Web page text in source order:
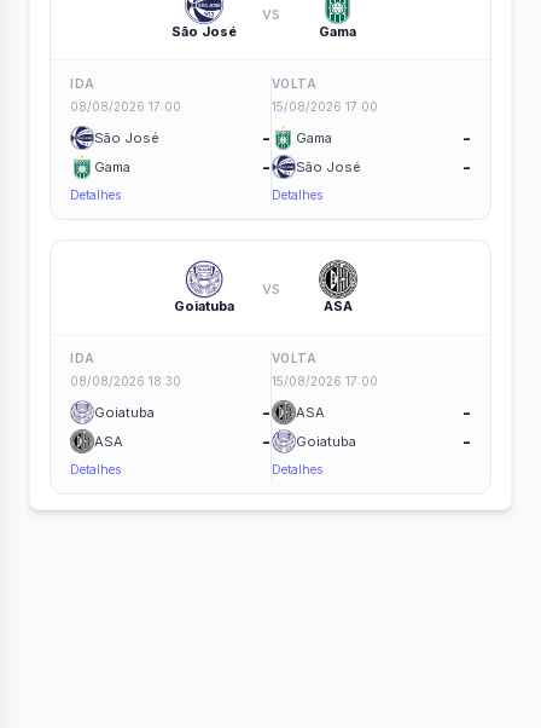
São José
vs
Gama
IDA
08/08/2026 17:00
São José -
Gama -
Detalhes
VOLTA
15/08/2026 17:00
Gama -
São José -
Detalhes
Goiatuba
vs
ASA
IDA
08/08/2026 18:30
Goiatuba -
ASA -
Detalhes
VOLTA
15/08/2026 17:00
ASA -
Goiatuba -
Detalhes